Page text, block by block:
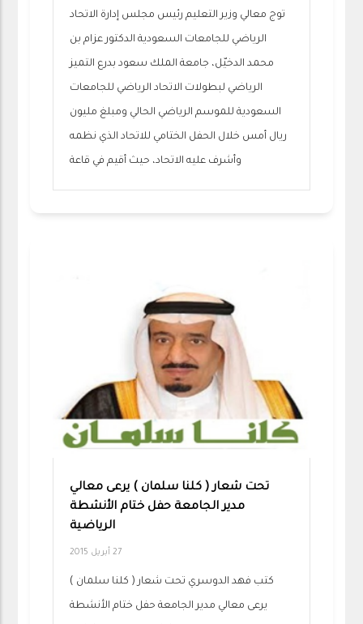
توج معالي وزير التعليم رئيس مجلس إدارة الاتحاد
الرياضي للجامعات السعودية الدكتور عزام بن
محمد الدخيّل، جامعة الملك سعود بدرع التميز
الرياضي لبطولات الاتحاد الرياضي للجامعات
السعودية للموسم الرياضي الحالي ومبلغ مليون
ريال أمس خلال الحفل الختامي للاتحاد الذي نظمه
وأشرف عليه الاتحاد، حيث أقيم في قاعة
تحت شعار ( كلنا سلمان ) يرعى معالي
مدير الجامعة حفل ختام الأنشطة
الرياضية
27 أبريل 2015
كتب فهد الدوسري تحت شعار ( كلنا سلمان )
يرعى معالي مدير الجامعة حفل ختام الأنشطة